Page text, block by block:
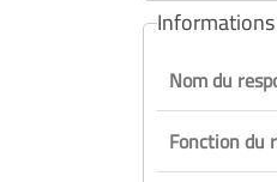
Nom du
Fonction du